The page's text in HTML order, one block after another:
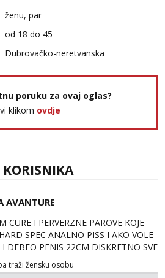
ženu, par
od 18 do 45
Dubrovačko-neretvanska
poruku za ovaj oglas?
klikom ovdje
AVANTURE
CURE I PERVERZNE PAROVE KOJE
SPEC ANALNO PISS I AKO VOLE
I DEBEO PENIS 22CM DISKRETNO SVE
+385 99 2044 893 Šaljem fotke
traži žensku osobu